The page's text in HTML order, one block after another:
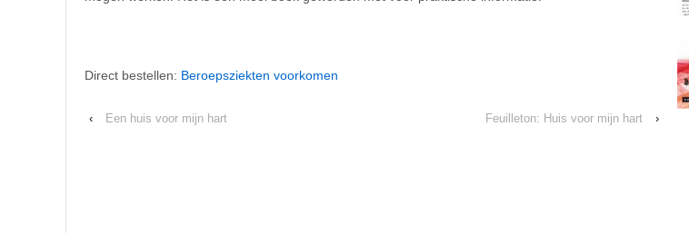
Direct bestellen: Beroepsziekten voorkomen
‹ Een huis voor mijn hart Feuilleton: Huis voor mijn hart ›